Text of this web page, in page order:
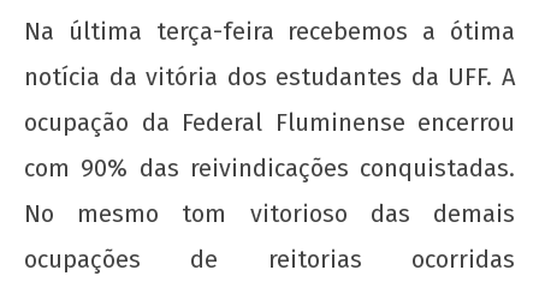
agosto
de
2012
admin
Na última terça-feira recebemos a ótima
notícia da vitória dos estudantes da UFF. A
ocupação da Federal Fluminense encerrou
com 90% das reivindicações conquistadas.
No mesmo tom vitorioso das demais
ocupações de reitorias ocorridas